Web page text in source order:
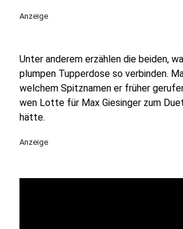
Anzeige
Unter anderem erzählen die beiden,
plumpen Tupperdose so verbinden.
welchem Spitznamen er früher
wen Lotte für Max Giesinger zum
hätte.
Anzeige